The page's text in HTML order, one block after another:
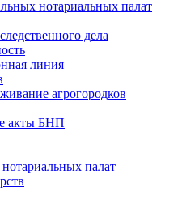
нотариальных палат
дела
линия
агрогородков
акты БНП
палат